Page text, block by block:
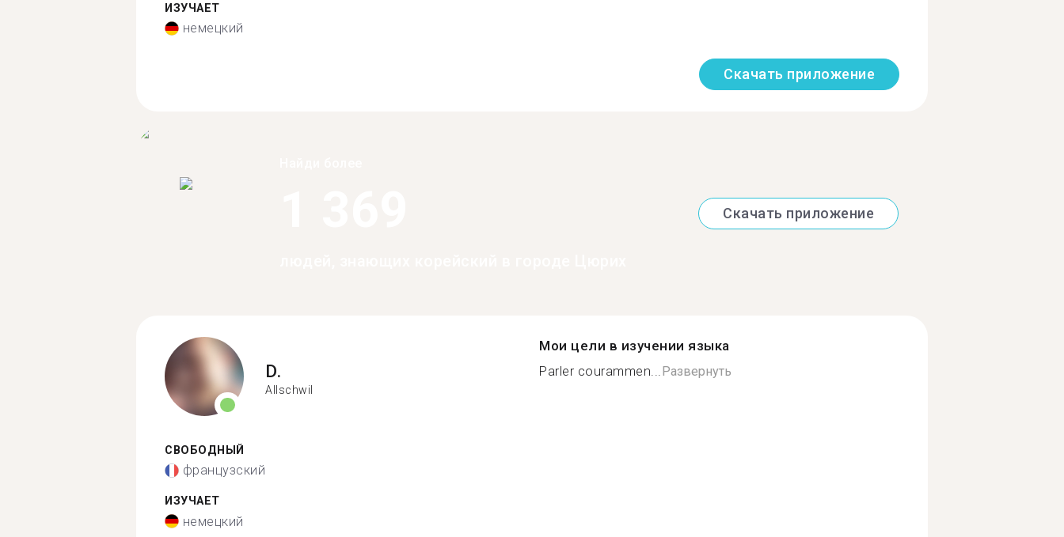
ИЗУЧАЕТ
немецкий
Скачать приложение
Скачать приложение
D.
Allschwil
СВОБОДНЫЙ
французский
ИЗУЧАЕТ
немецкий
Мои цели в изучении языка
Parler courammen... Развернуть